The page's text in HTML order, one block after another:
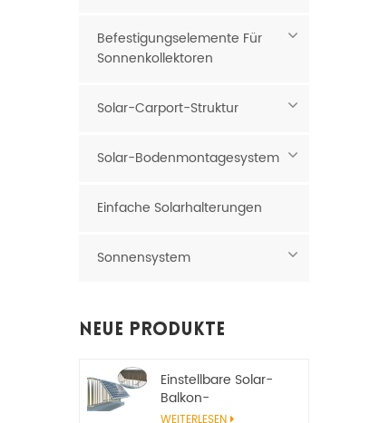
Befestigungselemente Für
Sonnenkollektoren
Solar-Carport-Struktur
Solar-Bodenmontagesystem
Einfache Solarhalterungen
Sonnensystem
Neue Produkte
Einstellbare Solar-
Balkon-
Montagehalterung